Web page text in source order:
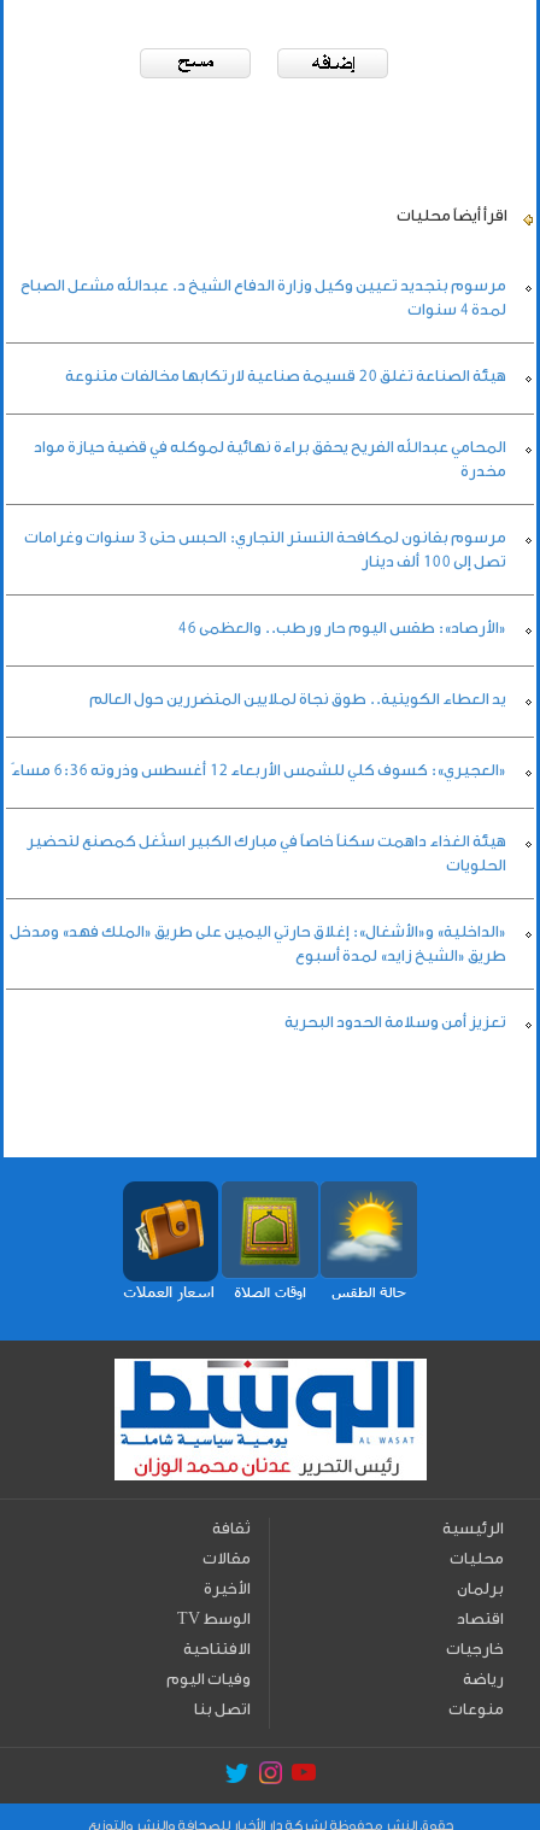
اقرأ أيضاً محليات
مرسوم بتجديد تعيين وكيل وزارة الدفاع الشيخ د. عبدالله مشعل الصباح
لمدة 4 سنوات
هيئة الصناعة تغلق 20 قسيمة صناعية لارتكابها مخالفات متنوعة
المحامي عبدالله الفريح يحقق براءة نهائية لموكله في قضية حيازة مواد
مخدرة
مرسوم بقانون لمكافحة التستر التجاري: الحبس حتى 3 سنوات وغرامات
تصل إلى 100 ألف دينار
«الأرصاد»: طقس اليوم حار ورطب.. والعظمى 46
يد العطاء الكويتية.. طوق نجاة لملايين المتضررين حول العالم
«العجيري»: كسوف كلي للشمس الأربعاء 12 أغسطس وذروته 6:36 مساءً
هيئة الغذاء داهمت سكناً خاصاً في مبارك الكبير استُغل كمصنع لتحضير
الحلويات
«الداخلية» و«الأشغال»: إغلاق حارتي اليمين على طريق «الملك فهد» ومدخل
طريق «الشيخ زايد» لمدة أسبوع
تعزيز أمن وسلامة الحدود البحرية
الرئيسية
محليات
برلمان
اقتصاد
خارجيات
رياضة
منوعات
ثقافة
مقالات
الأخيرة
TV الوسط
الافتتاحية
وفيات اليوم
اتصل بنا
حقوق النشر محفوظة لشركة دار الأخبار للصحافة والنشر والتوزيع